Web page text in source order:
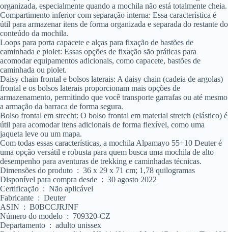
organizada, especialmente quando a mochila não está totalmente cheia.
Compartimento inferior com separação interna: Essa característica é
útil para armazenar itens de forma organizada e separada do restante do
conteúdo da mochila.
Loops para porta capacete e alças para fixação de bastões de
caminhada e piolet: Essas opções de fixação são práticas para
acomodar equipamentos adicionais, como capacete, bastões de
caminhada ou piolet.
Daisy chain frontal e bolsos laterais: A daisy chain (cadeia de argolas)
frontal e os bolsos laterais proporcionam mais opções de
armazenamento, permitindo que você transporte garrafas ou até mesmo
a armação da barraca de forma segura.
Bolso frontal em strecht: O bolso frontal em material stretch (elástico) é
útil para acomodar itens adicionais de forma flexível, como uma
jaqueta leve ou um mapa.
Com todas essas características, a mochila Alpamayo 55+10 Deuter é
uma opção versátil e robusta para quem busca uma mochila de alto
desempenho para aventuras de trekking e caminhadas técnicas.
Dimensões do produto ‏ : ‎ 36 x 29 x 71 cm; 1,78 quilogramas
Disponível para compra desde ‏ : ‎ 30 agosto 2022
Certificação ‏ : ‎ Não aplicável
Fabricante ‏ : ‎ Deuter
ASIN ‏ : ‎ B0BCCJRJNF
Número do modelo ‏ : ‎ 709320-CZ
Departamento ‏ : ‎ adulto unissex